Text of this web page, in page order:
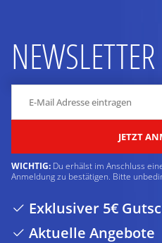
NEWSLETTER
JETZT
WICHTIG: Du erhälst im Anschluss
Anmeldung zu bestätigen. Bitte
Exklusiver 5€
Aktuelle Angebote